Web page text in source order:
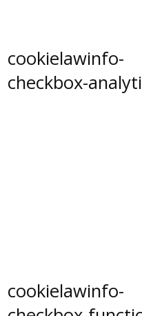
cookielawinfo-
checkbox-
cookielawinfo-